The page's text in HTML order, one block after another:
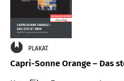
PLAKAT
Capri-Sonne Orange – Das